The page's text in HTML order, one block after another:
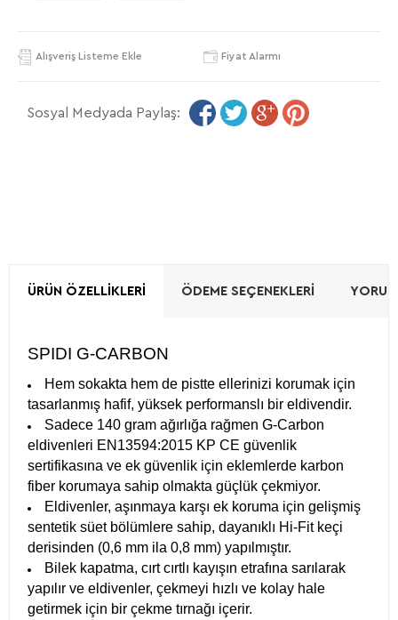
Alışveriş Listeme Ekle Fiyat Alarmı
Sosyal Medyada Paylaş:
ÜRÜN ÖZELLIKLERI ÖDEME SEÇENEKLERI
SPIDI G-CARBON
Hem sokakta hem de pistte ellerinizi korumak için
tasarlanmış hafif, yüksek performanslı bir eldivendir.
Sadece 140 gram ağırlığa rağmen G-Carbon
eldivenleri EN13594:2015 KP CE güvenlik
sertifikasına ve ek güvenlik için eklemlerde karbon
fiber korumaya sahip olmakta güçlük çekmiyor.
Eldivenler, aşınmaya karşı ek koruma için gelişmiş
sentetik süet bölümlere sahip, dayanıklı Hi-Fit keçi
derisinden (0,6 mm ila 0,8 mm) yapılmıştır.
Bilek kapatma, cırt cırtlı kayışın etrafına sarılarak
yapılır ve eldivenler, çekmeyi hızlı ve kolay hale
getirmek için bir çekme tırnağı içerir.